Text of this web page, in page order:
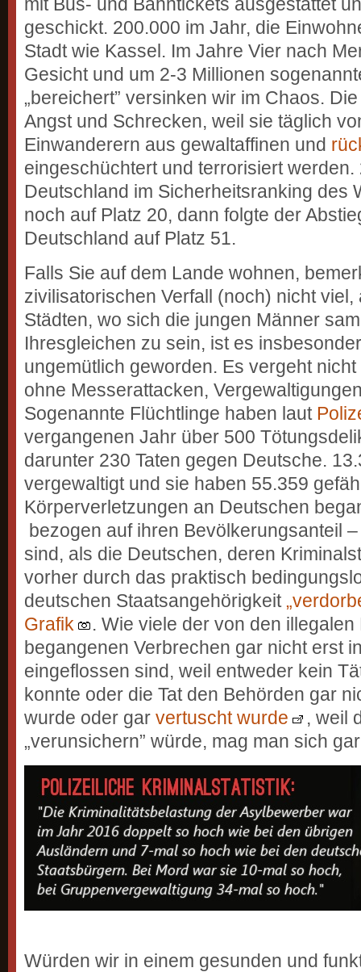
geschickt. 200.000 im Jahr, die
Stadt wie Kassel. Im Jahre Vier nach
Gesicht und um 2-3 Millionen
„bereichert” versinken wir im Chaos.
Angst und Schrecken, weil sie täglich
Einwanderern aus gewaltaffinen und
eingeschüchtert und terrorisiert werden.
Deutschland im Sicherheitsranking des
noch auf Platz 20, dann folgte der
Deutschland auf Platz 51.
Falls Sie auf dem Lande wohnen,
zivilisatorischen Verfall (noch) nicht
Städten, wo sich die jungen Männer
Ihresgleichen zu sein, ist es
ungemütlich geworden. Es vergeht
ohne Messerattacken,
Sogenannte Flüchtlinge haben laut
vergangenen Jahr über 500
darunter 230 Taten gegen Deutsche.
vergewaltigt und sie haben 55.359
Körperverletzungen an Deutschen
bezogen auf ihren Bevölkerungsanteil
sind, als die Deutschen, deren
vorher durch das praktisch
deutschen Staats­angehörigkeit
Grafik
. Wie viele der von den
begangenen Verbrechen gar nicht erst
eingeflossen sind, weil entweder kein
konnte oder die Tat den Behörden gar
wurde oder gar vertuscht wurde
, weil
„verunsichern” würde, mag man sich
Würden wir in einem gesunden und